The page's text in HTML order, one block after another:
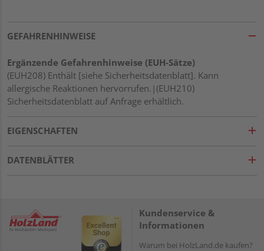
GEFAHRENHINWEISE
Ergänzende Gefahrenhinweise (EUH-Sätze)
(EUH208) Enthält [siehe Sicherheitsdatenblatt]. Kann
allergische Reaktionen hervorrufen.|(EUH210)
Sicherheitsdatenblatt auf Anfrage erhältlich.
EIGENSCHAFTEN
DATENBLÄTTER
Kundenservice &
Informationen
Warum bei HolzLand.de kaufen?